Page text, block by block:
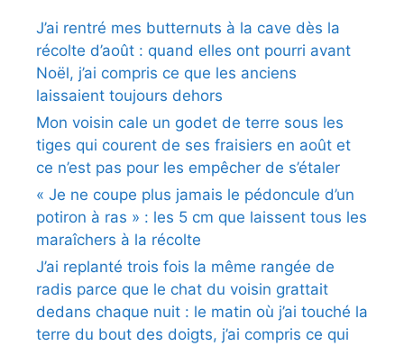
J’ai rentré mes butternuts à la cave dès la
récolte d’août : quand elles ont pourri avant
Noël, j’ai compris ce que les anciens
laissaient toujours dehors
Mon voisin cale un godet de terre sous les
tiges qui courent de ses fraisiers en août et
ce n’est pas pour les empêcher de s’étaler
« Je ne coupe plus jamais le pédoncule d’un
potiron à ras » : les 5 cm que laissent tous les
maraîchers à la récolte
J’ai replanté trois fois la même rangée de
radis parce que le chat du voisin grattait
dedans chaque nuit : le matin où j’ai touché la
terre du bout des doigts, j’ai compris ce qui